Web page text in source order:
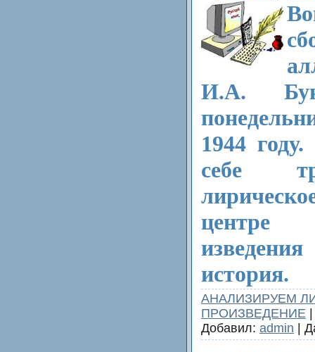
И.А.
1944
себе
история.
АНАЛИЗИРУЕМ
ПРОИЗВЕДЕНИЕ
Добавил: admin |